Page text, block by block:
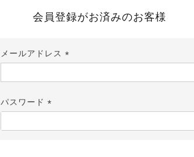
会員登録がお済みのお客様
メールアドレス
須)
パスワード
須)